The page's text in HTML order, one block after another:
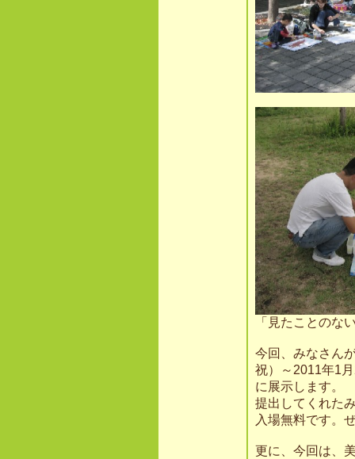
「見たことのな
今回、みなさん
祝）～2011年1
に展示します。
提出してくれた
入場無料です。
更に、今回は、